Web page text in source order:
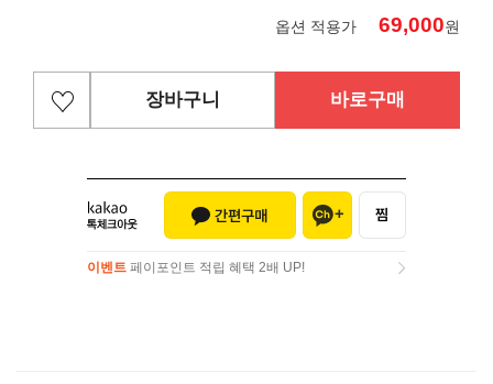
옵션 적용가 69,000원
장바구니 바로구매
이벤트 페이포인트 적립 혜택 2배 UP!